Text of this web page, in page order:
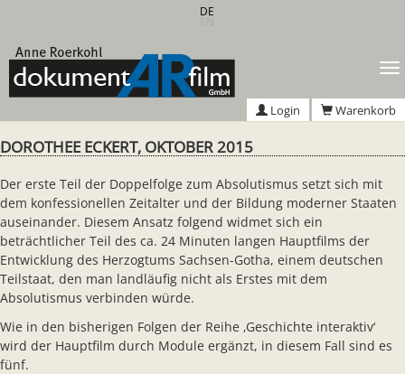
springen
DE
Login Warenkorb
DOROTHEE ECKERT, OKTOBER 2015
Der erste Teil der Doppelfolge zum Absolutismus setzt sich mit
dem konfessionellen Zeitalter und der Bildung moderner Staaten
auseinander. Diesem Ansatz folgend widmet sich ein
beträchtlicher Teil des ca. 24 Minuten langen Hauptfilms der
Entwicklung des Herzogtums Sachsen-Gotha, einem deutschen
Teilstaat, den man landläufig nicht als Erstes mit dem
Absolutismus verbinden würde.
Wie in den bisherigen Folgen der Reihe ‚Geschichte interaktiv‘
wird der Hauptfilm durch Module ergänzt, in diesem Fall sind es
fünf.